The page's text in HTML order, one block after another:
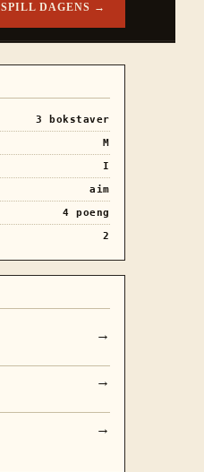
SPILL DAGENS →
3
bokstaver
M
I
aim
4 poeng
2
→
→
→